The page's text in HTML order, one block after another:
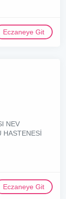
Eczaneye Git
NEV
HASTENESİ
Eczaneye Git